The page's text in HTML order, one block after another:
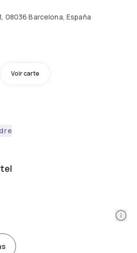
08036 Barcelona, España
Voir carte